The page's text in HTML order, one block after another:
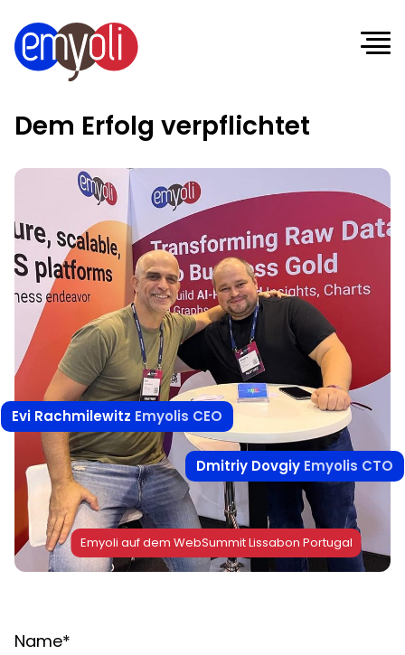
Dem Erfolg verpflichtet
Evi Rachmilewitz Emyolis CEO
Dmitriy Dovgiy Emyolis CTO
Emyoli auf dem WebSummit Lissabon Portugal
Name*